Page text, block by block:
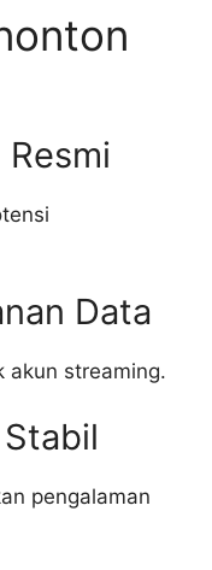
Data
akun streaming.
pengalaman